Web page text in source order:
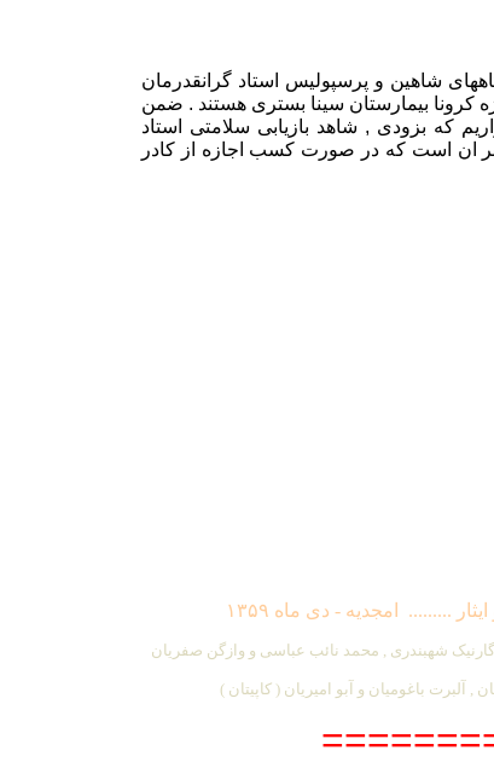
شاهین و پرسپولیس استاد گرانقدرمان
کرونا بیمارستان سینا بستری هستند . ضمن
که بزودی , شاهد بازیابی سلامتی استاد
بر ان است که در صورت کسب اجازه از کادر
......... امجدیه - دی ماه ۱۳۵۹
گارنیک شهبندری , محمد نائب عباسی و وازگن صفریان
آلبرت باغومیان و آبو امیریان ( کاپیتان )